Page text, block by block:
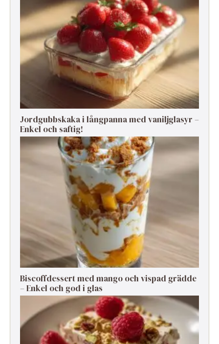
Jordgubbskaka i långpanna med vaniljglasyr –
Enkel och saftig!
Biscoffdessert med mango och vispad grädde
– Enkel och god i glas